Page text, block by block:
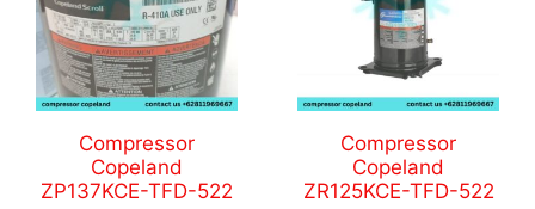
Compressor
Copeland
ZP137KCE-TFD-522
Compressor
Copeland
ZR125KCE-TFD-522